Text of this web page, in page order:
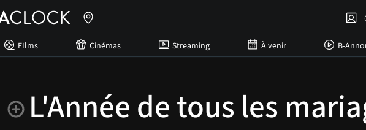
FIlms Cinémas Streaming À venir B-
L'Année de tous les